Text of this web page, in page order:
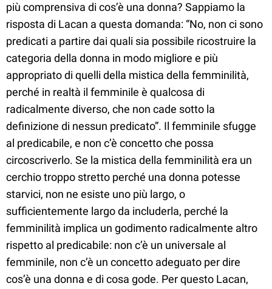
più comprensiva di cos’è una donna? Sappiamo la
risposta di Lacan a questa domanda: “No, non ci sono
predicati a partire dai quali sia possibile ricostruire la
categoria della donna in modo migliore e più
appropriato di quelli della mistica della femminilità,
perché in realtà il femminile è qualcosa di
radicalmente diverso, che non cade sotto la
definizione di nessun predicato”. Il femminile sfugge
al predicabile, e non c’è concetto che possa
circoscriverlo. Se la mistica della femminilità era un
cerchio troppo stretto perché una donna potesse
starvici, non ne esiste uno più largo, o
sufficientemente largo da includerla, perché la
femminilità implica un godimento radicalmente altro
rispetto al predicabile: non c’è un universale al
femminile, non c’è un concetto adeguato per dire
cos’è una donna e di cosa gode. Per questo Lacan,